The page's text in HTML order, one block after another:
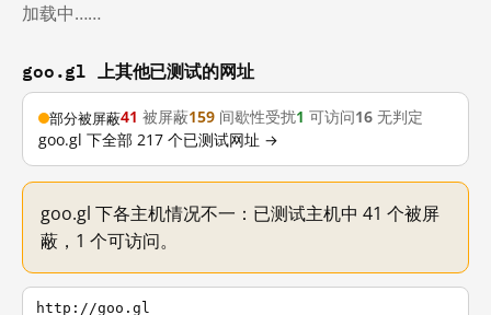
加载中……
goo.gl 上其他已测试的网址
部分被屏蔽41 被屏蔽159 间歇性受扰1 可访问16 无判定
goo.gl 下全部 217 个已测试网址 →
goo.gl 下各主机情况不一：已测试主机中 41 个被屏
蔽，1 个可访问。
http://goo.gl